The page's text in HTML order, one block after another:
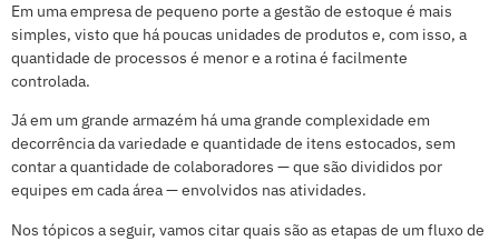
Em uma empresa de pequeno porte a gestão de estoque é mais
simples, visto que há poucas unidades de produtos e, com isso, a
quantidade de processos é menor e a rotina é facilmente
controlada.
Já em um grande armazém há uma grande complexidade em
decorrência da variedade e quantidade de itens estocados, sem
contar a quantidade de colaboradores — que são divididos por
equipes em cada área — envolvidos nas atividades.
Nos tópicos a seguir, vamos citar quais são as etapas de um fluxo de